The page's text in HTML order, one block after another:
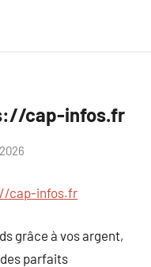
cap-infos.fr
cap-infos.fr
grâce à vos argent,
parfaits